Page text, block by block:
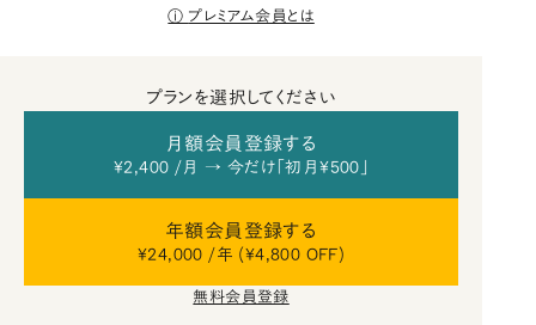
プレミアム会員とは
プランを選択してください
月額会員登録する
¥2,400 /月 → 今だけ「初月¥500」
年額会員登録する
¥24,000 /年 (¥4,800 OFF)
無料会員登録